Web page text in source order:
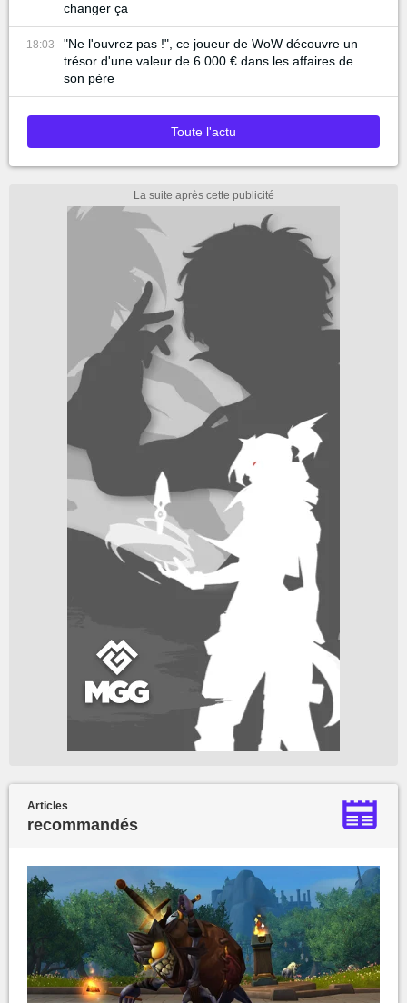
changer ça
18:03
"Ne l'ouvrez pas !", ce joueur de WoW découvre un
trésor d'une valeur de 6 000 € dans les affaires de
son père
Toute l'actu
Articles
recommandés